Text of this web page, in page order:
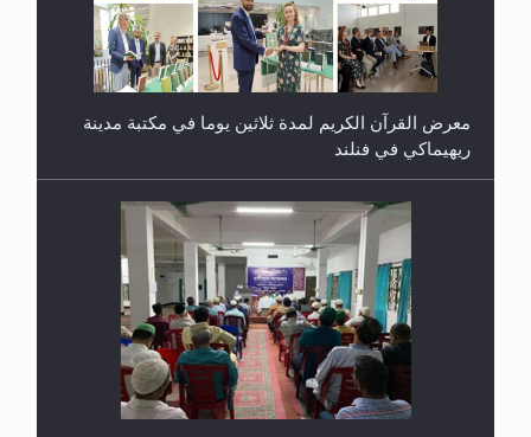
معرض القرآن الكريم لمدة ثلاثين يوما في مكتبة مدينة
ريهيماكي في فنلند